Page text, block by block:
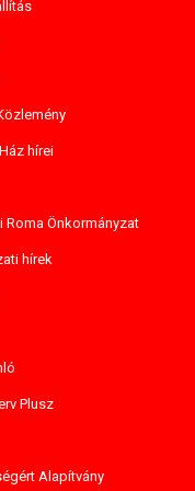
hírei
Roma Önkormányzat
hírek
Plusz
Alapítvány